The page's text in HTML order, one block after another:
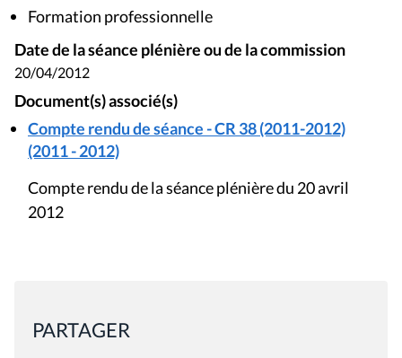
Formation professionnelle
Date de la séance plénière ou de la commission
20/04/2012
Document(s) associé(s)
Compte rendu de séance - CR 38 (2011-2012)
(2011 - 2012)
Compte rendu de la séance plénière du 20 avril
2012
PARTAGER